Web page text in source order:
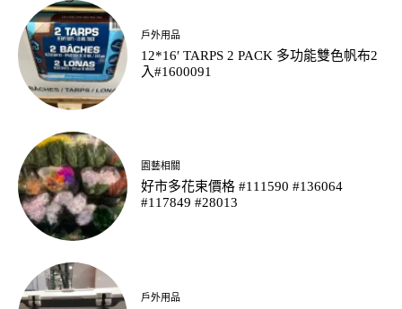
戶外用品
12*16′ TARPS 2 PACK 多功能雙色帆布2
入#1600091
園藝相關
好市多花束價格 #111590 #136064
#117849 #28013
戶外用品